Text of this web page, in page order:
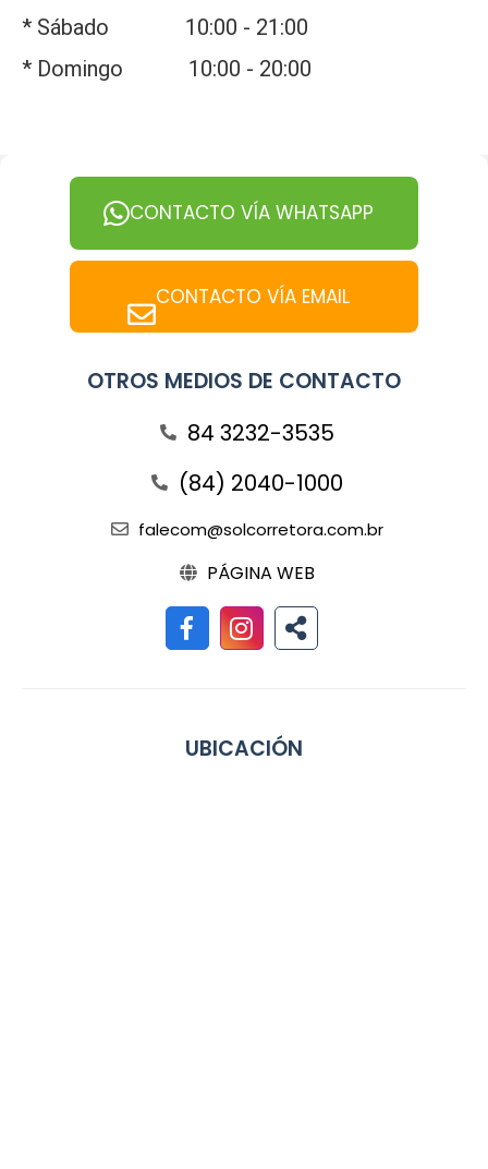
* Sábado 10:00 - 21:00
* Domingo 10:00 - 20:00
CONTACTO VÍA WHATSAPP
CONTACTO VÍA EMAIL
OTROS MEDIOS DE CONTACTO
84 3232-3535
(84) 2040-1000
falecom@solcorretora.com.br
PÁGINA WEB
UBICACIÓN